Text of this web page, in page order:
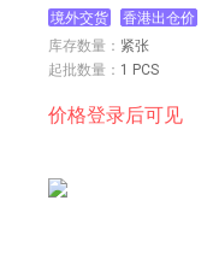
境外交货
香港出仓价
库存数量： 紧张
起批数量： 1 PCS
价格登录后可见